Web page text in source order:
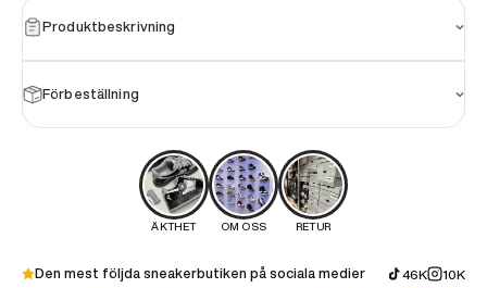
Produktbeskrivning
Förbeställning
ÄKTHET OM OSS RETUR
Den mest följda sneakerbutiken på sociala medier 46K 10K